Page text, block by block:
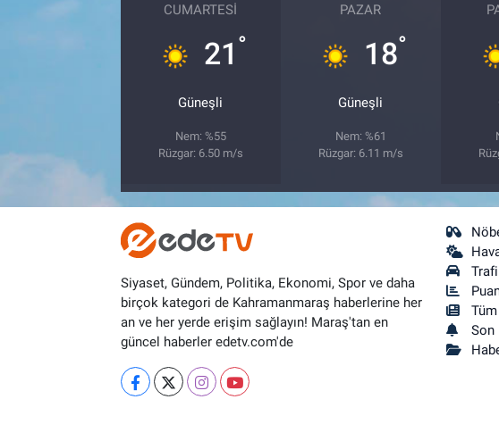
CUMARTESI
21 °
Güneşli
Nem: %55
Rüzgar: 6.50 m/s
PAZAR
18°
Güneşli
Nem: %61
Rüzgar: 6.11 m/s
Siyaset, Gündem, Politika, Ekonomi, Spor ve daha
birçok kategori de Kahramanmaraş haberlerine her
an ve her yerde erişim sağlayın! Maraş'tan en
güncel haberler edetv.com'de
Son